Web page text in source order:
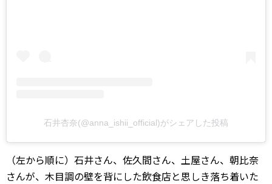
石井杏奈(@anna_ishii_official)がシェアした投稿
（左から順に）石井さん、佐久間さん、土屋さん、朝比奈
さんが、木目調の壁を背にした飲食店と思しき落ち着いた